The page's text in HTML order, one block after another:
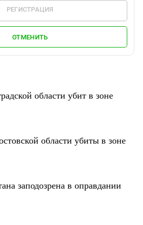
РЕГИСТРАЦИЯ
ОТМЕНИТЬ
области убит в зоне
области убиты в зоне
заподозрена в оправдании